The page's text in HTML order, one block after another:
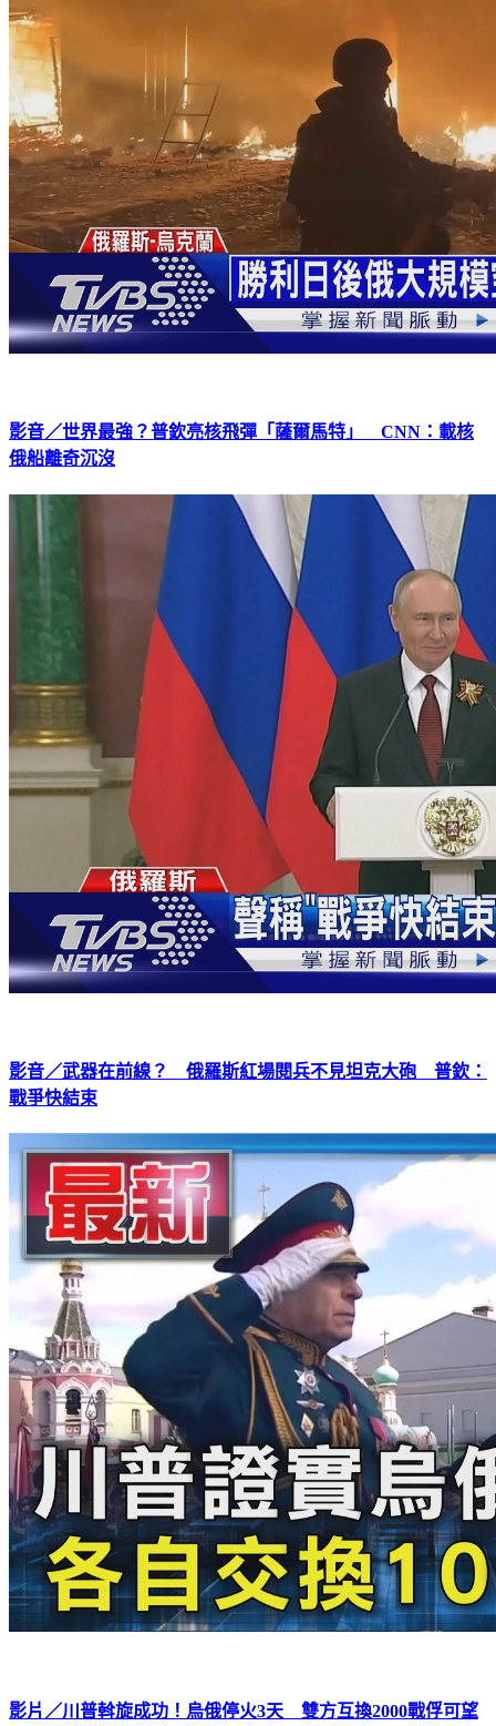
影音／世界最強？普欽亮核飛彈「薩爾馬特」 CNN：載核
俄船離奇沉沒
影音／武器在前線？ 俄羅斯紅場閱兵不見坦克大砲 普欽：
戰爭快結束
影片／川普斡旋成功！烏俄停火3天 雙方互換2000戰俘可望